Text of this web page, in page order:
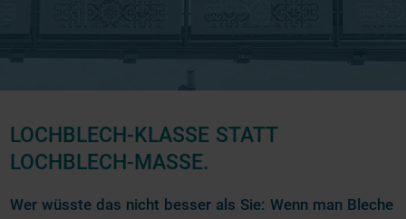
LOCHBLECH-KLASSE STATT
LOCHBLECH-MASSE.
Wer wüsste das nicht besser als Sie: Wenn man Bleche